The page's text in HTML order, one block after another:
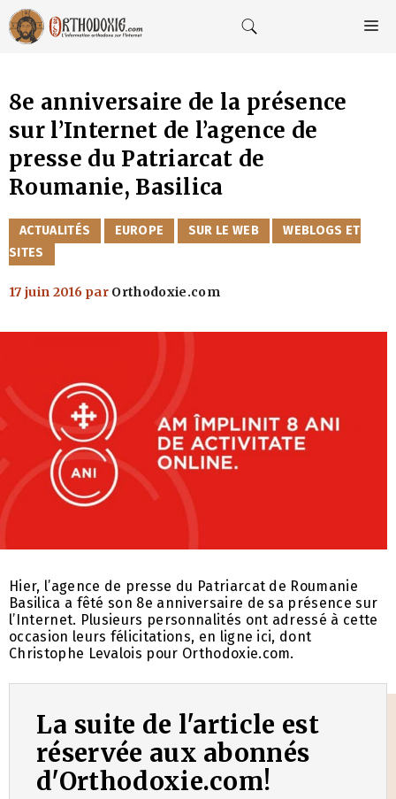
Aller
au
contenu
8e anniversaire de la présence
sur l’Internet de l’agence de
presse du Patriarcat de
Roumanie, Basilica
CATÉGORIES
ACTUALITÉS EUROPE SUR LE WEB
WEBLOGS ET
SITES
17 juin 2016 par Orthodoxie.com
Hier, l’agence de presse du Patriarcat de Roumanie
Basilica a fêté son 8e anniversaire de sa présence sur
l’Internet. Plusieurs personnalités ont adressé à cette
occasion leurs félicitations, en ligne ici, dont
Christophe Levalois pour Orthodoxie.com.
La suite de l'article est
réservée aux abonnés
d'Orthodoxie.com!